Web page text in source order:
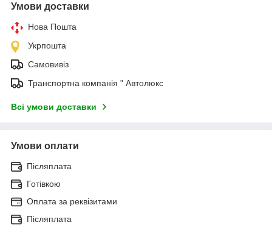
Умови доставки
Нова Пошта
Укрпошта
Самовивіз
Транспортна компанія " Автолюкс
Всі умови доставки
Умови оплати
Післяплата
Готівкою
Оплата за реквізитами
Післяплата